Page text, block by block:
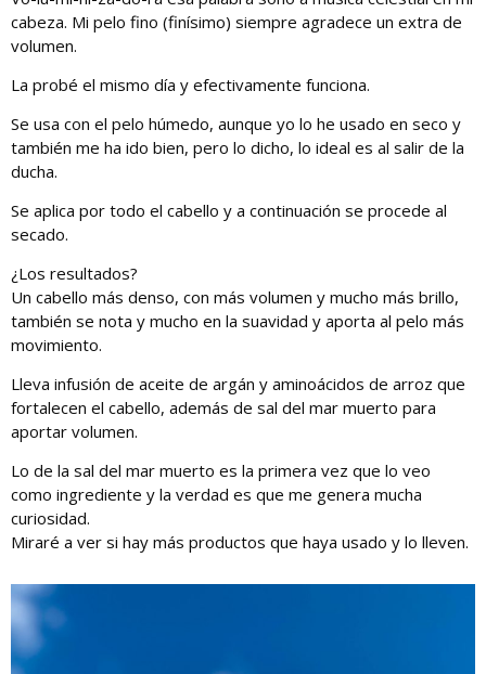
cabeza. Mi pelo fino (finísimo) siempre agradece un extra de
volumen.
La probé el mismo día y efectivamente funciona.
Se usa con el pelo húmedo, aunque yo lo he usado en seco y
también me ha ido bien, pero lo dicho, lo ideal es al salir de la
ducha.
Se aplica por todo el cabello y a continuación se procede al
secado.
¿Los resultados?
Un cabello más denso, con más volumen y mucho más brillo,
también se nota y mucho en la suavidad y aporta al pelo más
movimiento.
Lleva infusión de aceite de argán y aminoácidos de arroz que
fortalecen el cabello, además de sal del mar muerto para
aportar volumen.
Lo de la sal del mar muerto es la primera vez que lo veo
como ingrediente y la verdad es que me genera mucha
curiosidad.
Miraré a ver si hay más productos que haya usado y lo lleven.